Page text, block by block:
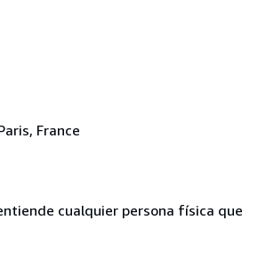
France
cualquier persona física que